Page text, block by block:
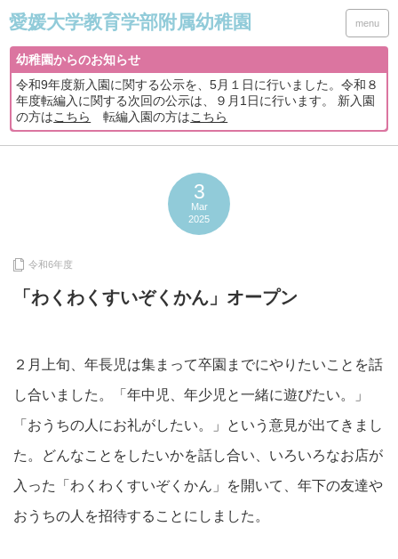
menu
幼稚園からのお知らせ
令和9年度新入園に関する公示を、5月１日に行いました。令和８
年度転編入に関する次回の公示は、９月1日に行います。 新入園
の方はこちら 転編入園の方はこちら
3
Mar
2025
令和6年度
「わくわくすいぞくかん」オープン
２月上旬、年長児は集まって卒園までにやりたいことを話
し合いました。「年中児、年少児と一緒に遊びたい。」
「おうちの人にお礼がしたい。」という意見が出てきまし
た。どんなことをしたいかを話し合い、いろいろなお店が
入った「わくわくすいぞくかん」を開いて、年下の友達や
おうちの人を招待することにしました。